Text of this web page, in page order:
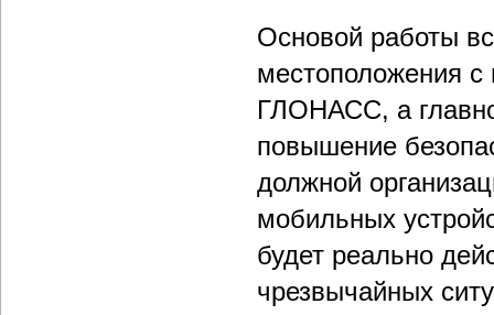
Основой работы
местоположения с
ГЛОНАСС, а
повышение
должной
мобильных
будет реально
чрезвычайных